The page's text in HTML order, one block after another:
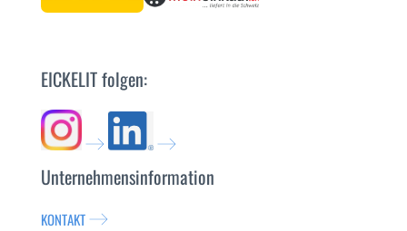
EICKELIT folgen:
Unternehmensinformation
KONTAKT